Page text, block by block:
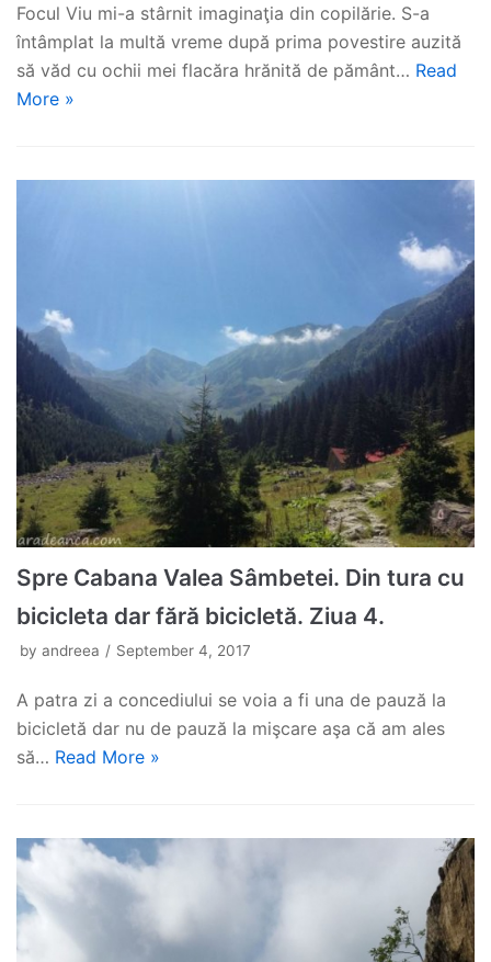
Focul Viu mi-a stârnit imaginaţia din copilărie. S-a
întâmplat la multă vreme după prima povestire auzită
să văd cu ochii mei flacăra hrănită de pământ… Read
More »
Spre Cabana Valea Sâmbetei. Din tura cu
bicicleta dar fără bicicletă. Ziua 4.
by andreea September 4, 2017
A patra zi a concediului se voia a fi una de pauză la
bicicletă dar nu de pauză la mişcare aşa că am ales
să… Read More »